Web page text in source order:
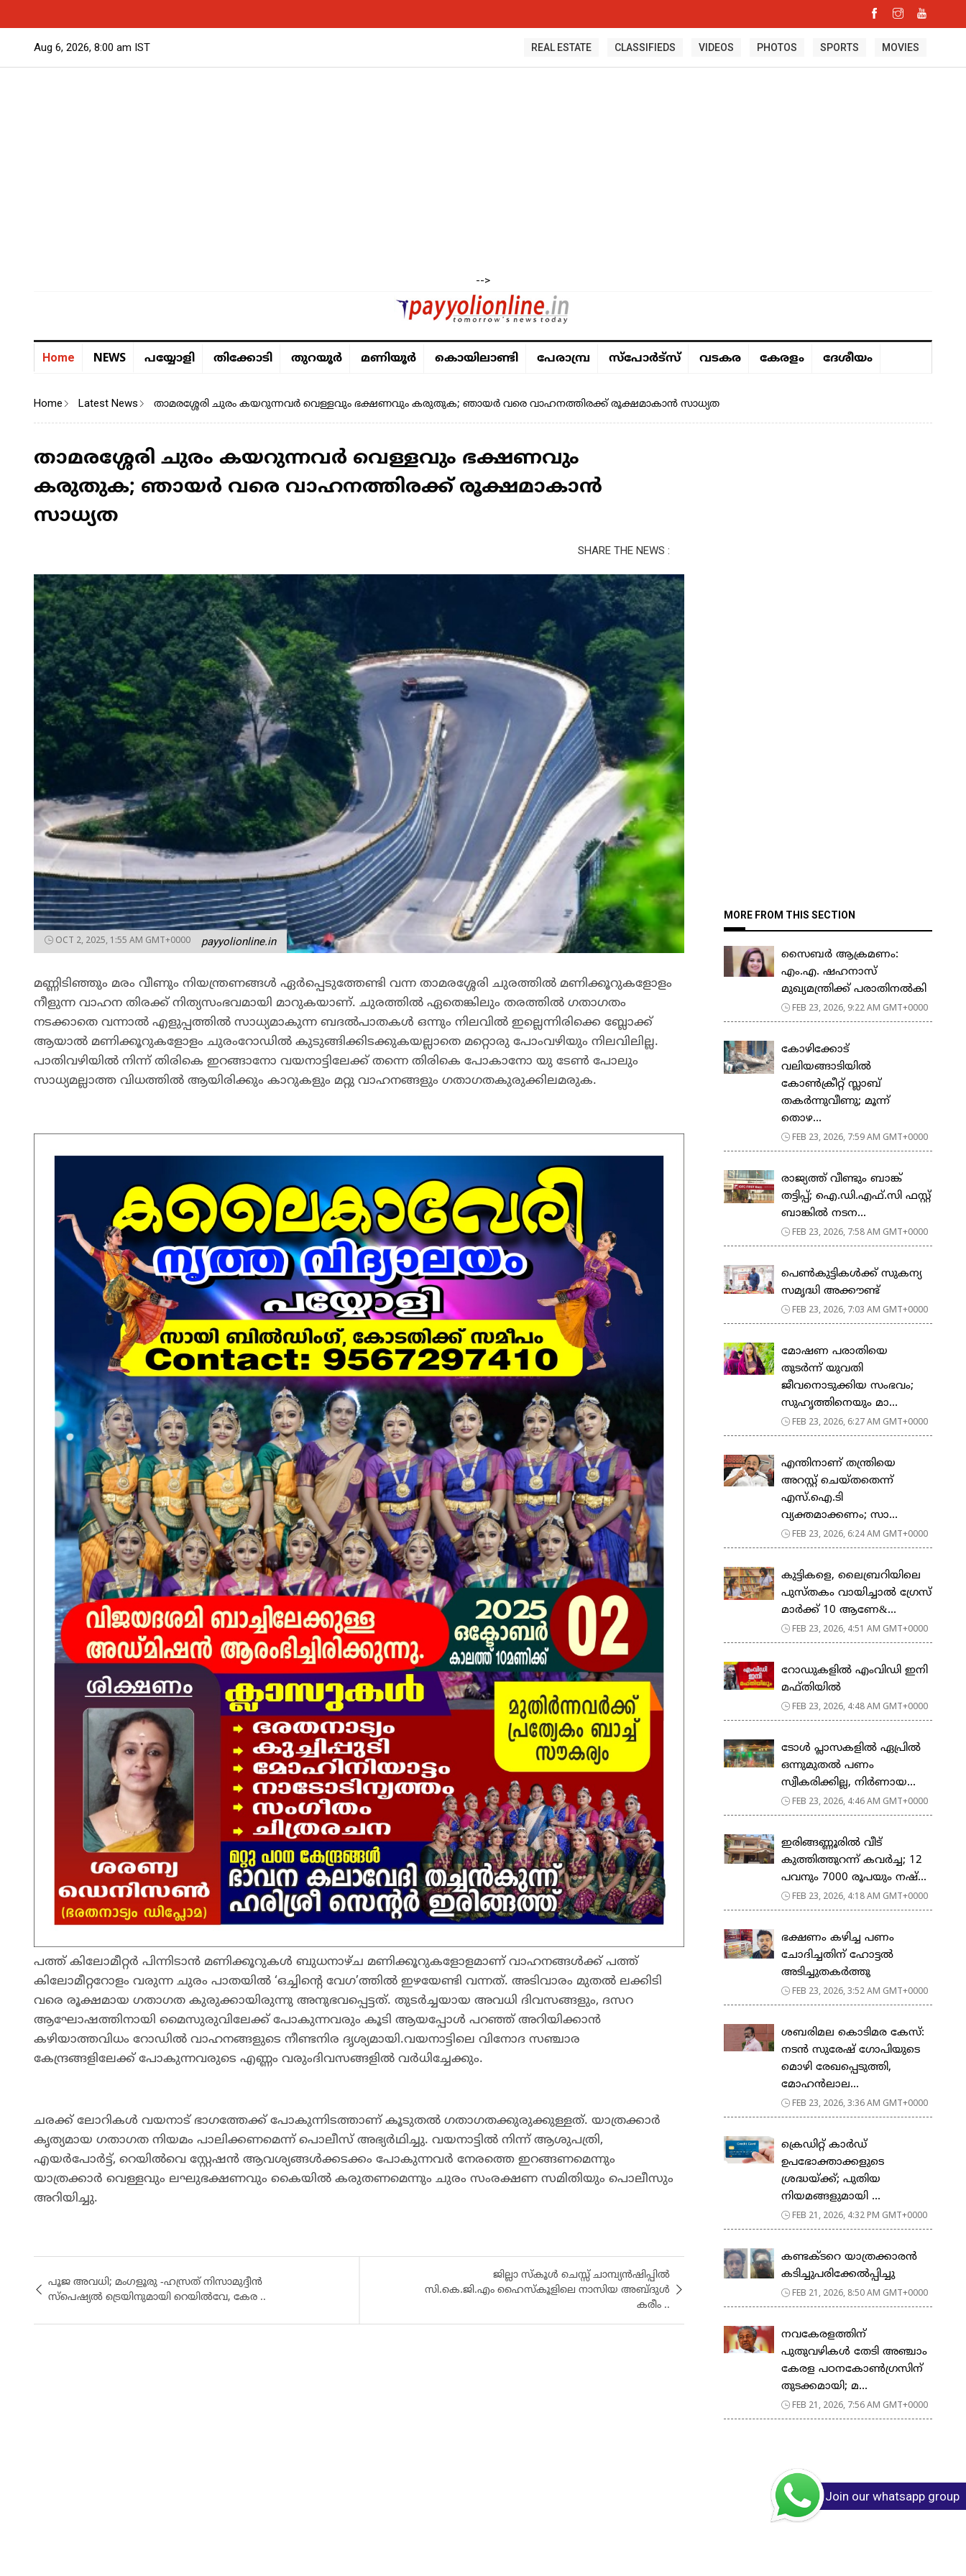
Aug 6, 2026, 8:00 am IST REAL ESTATE CLASSIFIEDS VIDEOS PHOTOS SPORTS MOVIES
-->
Home NEWS പയ്യോളി തിക്കോടി തുറയൂര്‍ മണിയൂര്‍ കൊയിലാണ്ടി പേരാമ്പ്ര സ്പോർട്സ് വടകര കേരളം ദേശീയം
Home Latest News താമരശ്ശേരി ചുരം കയറുന്നവർ വെള്ളവും ഭക്ഷണവും കരുതുക; ഞായർ വരെ വാഹനത്തിരക്ക് രൂക്ഷമാകാൻ സാധ്യത
താമരശ്ശേരി ചുരം കയറുന്നവർ വെള്ളവും ഭക്ഷണവും
കരുതുക; ഞായർ വരെ വാഹനത്തിരക്ക് രൂക്ഷമാകാൻ
സാധ്യത
SHARE THE NEWS :
OCT 2, 2025, 1:55 AM GMT+0000 payyolionline.in
മണ്ണിടിഞ്ഞും മരം വീണും നിയന്ത്രണങ്ങള്‍ ഏര്‍പ്പെടുത്തേണ്ടി വന്ന താമരശ്ശേരി ചുരത്തില്‍ മണിക്കൂറുകളോളം
നീളുന്ന വാഹന തിരക്ക് നിത്യസംഭവമായി മാറുകയാണ്. ചുരത്തില്‍ ഏതെങ്കിലും തരത്തില്‍ ഗതാഗതം
നടക്കാതെ വന്നാല്‍ എളുപ്പത്തില്‍ സാധ്യമാകുന്ന ബദല്‍പാതകള്‍ ഒന്നും നിലവില്‍ ഇല്ലെന്നിരിക്കെ ബ്ലോക്ക്
ആയാല്‍ മണിക്കൂറുകളോളം ചുരംറോഡില്‍ കുടുങ്ങിക്കിടക്കുകയല്ലാതെ മറ്റൊരു പോംവഴിയും നിലവിലില്ല.
പാതിവഴിയില്‍ നിന്ന് തിരികെ ഇറങ്ങാനോ വയനാട്ടിലേക്ക് തന്നെ തിരികെ പോകാനോ യു ടേണ്‍ പോലും
സാധ്യമല്ലാത്ത വിധത്തില്‍ ആയിരിക്കും കാറുകളും മറ്റു വാഹനങ്ങളും ഗതാഗതകുരുക്കിലമരുക.
പത്ത് കിലോമീറ്റർ പിന്നിടാൻ മണിക്കൂറുകൾ ബുധനാഴ്ച മണിക്കൂറുകളോളമാണ് വാഹനങ്ങള്‍ക്ക് പത്ത്
കിലോമീറ്ററോളം വരുന്ന ചുരം പാതയില്‍ ‘ഒച്ചിന്റെ വേഗ’ത്തില്‍ ഇഴയേണ്ടി വന്നത്. അടിവാരം മുതല്‍ ലക്കിടി
വരെ രൂക്ഷമായ ഗതാഗത കുരുക്കായിരുന്നു അനുഭവപ്പെട്ടത്. തുടര്‍ച്ചയായ അവധി ദിവസങ്ങളും, ദസറ
ആഘോഷത്തിനായി മൈസുരുവിലേക്ക് പോകുന്നവരും കൂടി ആയപ്പോള്‍ പറഞ്ഞ് അറിയിക്കാന്‍
കഴിയാത്തവിധം റോഡില്‍ വാഹനങ്ങളുടെ നീണ്ടനിര ദൃശ്യമായി.വയനാട്ടിലെ വിനോദ സഞ്ചാര
കേന്ദ്രങ്ങളിലേക്ക് പോകുന്നവരുടെ എണ്ണം വരുംദിവസങ്ങളില്‍ വര്‍ധിച്ചേക്കും.
ചരക്ക് ലോറികള്‍ വയനാട് ഭാഗത്തേക്ക് പോകുന്നിടത്താണ് കൂടുതല്‍ ഗതാഗതക്കുരുക്കുള്ളത്. യാത്രക്കാര്‍
കൃത്യമായ ഗതാഗത നിയമം പാലിക്കണമെന്ന് പൊലീസ് അഭ്യര്‍ഥിച്ചു. വയനാട്ടില്‍ നിന്ന് ആശുപത്രി,
എയര്‍പോര്‍ട്ട്, റെയില്‍വെ സ്റ്റേഷന്‍ ആവശ്യങ്ങള്‍ക്കടക്കം പോകുന്നവര്‍ നേരത്തെ ഇറങ്ങണമെന്നും
യാത്രക്കാര്‍ വെള്ളവും ലഘുഭക്ഷണവും കൈയില്‍ കരുതണമെന്നും ചുരം സംരക്ഷണ സമിതിയും പൊലീസും
അറിയിച്ചു.
പൂജ അവധി; മംഗളൂരു -ഹസ്രത് നിസാമുദ്ദീന്‍
സ്‌പെഷ്യല്‍ ട്രെയിനുമായി റെയിൽവേ, കേര ..
ജില്ലാ സ്കൂൾ ചെസ്സ് ചാമ്പ്യൻഷിപ്പിൽ
സി.കെ.ജി.എം ഹൈസ്കൂളിലെ നാസിയ അബ്ദുൾ
കരീം ..
MORE FROM THIS SECTION
സൈബർ ആക്രമണം:
എം.എ. ഷഹനാസ്
മുഖ്യമന്ത്രിക്ക് പരാതിനൽകി
FEB 23, 2026, 9:22 AM GMT+0000
കോഴിക്കോട്
വലിയങ്ങാടിയിൽ
കോൺക്രീറ്റ് സ്ലാബ്
തകർന്നുവീണു; മൂന്ന്
തൊഴ...
FEB 23, 2026, 7:59 AM GMT+0000
രാജ്യത്ത് വീണ്ടും ബാങ്ക്
തട്ടിപ്പ്; ഐ.ഡി.എഫ്.സി ഫസ്റ്റ്
ബാങ്കിൽ നടന...
FEB 23, 2026, 7:58 AM GMT+0000
പെ​ൺ​കു​ട്ടി​ക​ൾ​ക്ക് സു​ക​ന്യ
സ​മൃ​ദ്ധി അ​ക്കൗ​ണ്ട്
FEB 23, 2026, 7:03 AM GMT+0000
മോഷണ പരാതിയെ
തുടര്‍ന്ന് യുവതി
ജീവനൊടുക്കിയ സംഭവം;
സുഹൃത്തിനെയും മാ...
FEB 23, 2026, 6:27 AM GMT+0000
എന്തിനാണ് തന്ത്രിയെ
അറസ്റ്റ് ചെയ്തതെന്ന്
എസ്.ഐ.ടി
വ്യക്തമാക്കണം; സാ...
FEB 23, 2026, 6:24 AM GMT+0000
കുട്ടികളെ, ലൈബ്രറിയിലെ
പുസ്തകം വായിച്ചാല്‍ ഗ്രേസ്
മാര്‍ക്ക് 10 ആണേ&...
FEB 23, 2026, 4:51 AM GMT+0000
റോഡുകളില്‍ എംവിഡി ഇനി
മഫ്തിയില്‍
FEB 23, 2026, 4:48 AM GMT+0000
ടോള്‍ പ്ലാസകളില്‍ ഏപ്രില്‍
ഒന്നുമുതല്‍ പണം
സ്വീകരിക്കില്ല, നിര്‍ണായ...
FEB 23, 2026, 4:46 AM GMT+0000
ഇരിങ്ങണ്ണൂരിൽ വീട്
കുത്തിത്തുറന്ന് കവർച്ച; 12
പവനും 7000 രൂപയും നഷ്...
FEB 23, 2026, 4:18 AM GMT+0000
ഭക്ഷണം കഴിച്ച പണം
ചോദിച്ചതിന് ഹോട്ടൽ
അടിച്ചുതകർത്തു
FEB 23, 2026, 3:52 AM GMT+0000
ശബരിമല കൊടിമര കേസ്:
നടൻ സുരേഷ് ഗോപിയുടെ
മൊഴി രേഖപ്പെടുത്തി,
മോഹൻലാല...
FEB 23, 2026, 3:36 AM GMT+0000
ക്രെഡിറ്റ് കാർഡ്
ഉപഭോക്താക്കളുടെ
ശ്രദ്ധയ്ക്ക്; പുതിയ
നിയമങ്ങളുമായി ...
FEB 21, 2026, 4:32 PM GMT+0000
കണ്ടക്ടറെ യാത്രക്കാരൻ
കടിച്ചുപരിക്കേൽപ്പിച്ചു
FEB 21, 2026, 8:50 AM GMT+0000
നവകേരളത്തിന്
പുതുവഴികൾ തേടി അഞ്ചാം
കേരള പഠനകോൺഗ്രസിന്
തുടക്കമായി; മ...
FEB 21, 2026, 7:56 AM GMT+0000
Join our whatsapp group